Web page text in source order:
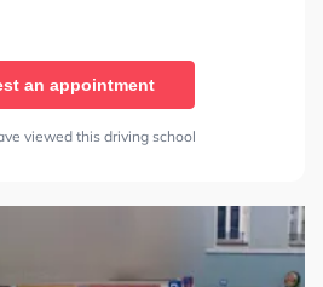
an appointment
viewed this driving school